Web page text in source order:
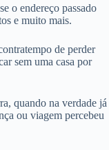
o endereço passado
e muito mais.
de perder
sem uma casa por
quando na verdade já
ou viagem percebeu